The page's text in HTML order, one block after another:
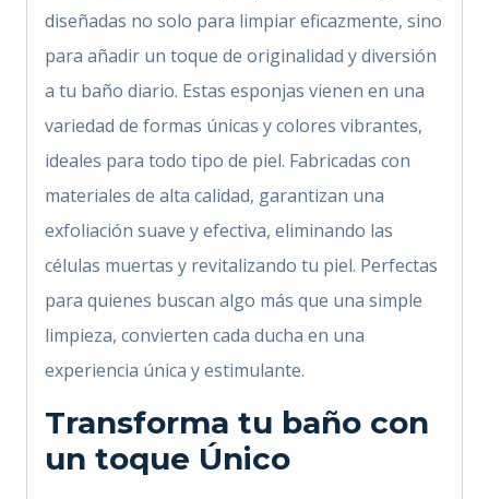
diseñadas no solo para limpiar eficazmente, sino
para añadir un toque de originalidad y diversión
a tu baño diario. Estas esponjas vienen en una
variedad de formas únicas y colores vibrantes,
ideales para todo tipo de piel. Fabricadas con
materiales de alta calidad, garantizan una
exfoliación suave y efectiva, eliminando las
células muertas y revitalizando tu piel. Perfectas
para quienes buscan algo más que una simple
limpieza, convierten cada ducha en una
experiencia única y estimulante.
Transforma tu baño con
un toque Único